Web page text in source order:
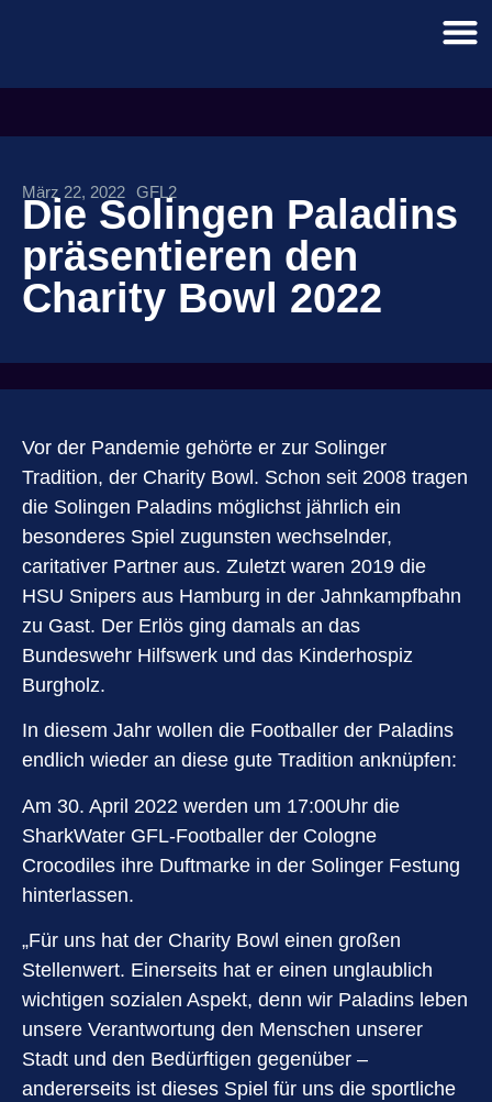
März 22, 2022 GFL2
Die Solingen Paladins
präsentieren den
Charity Bowl 2022
Vor der Pandemie gehörte er zur Solinger
Tradition, der Charity Bowl. Schon seit 2008 tragen
die Solingen Paladins möglichst jährlich ein
besonderes Spiel zugunsten wechselnder,
caritativer Partner aus. Zuletzt waren 2019 die
HSU Snipers aus Hamburg in der Jahnkampfbahn
zu Gast. Der Erlös ging damals an das
Bundeswehr Hilfswerk und das Kinderhospiz
Burgholz.
In diesem Jahr wollen die Footballer der Paladins
endlich wieder an diese gute Tradition anknüpfen:
Am 30. April 2022 werden um 17:00Uhr die
SharkWater GFL-Footballer der Cologne
Crocodiles ihre Duftmarke in der Solinger Festung
hinterlassen.
„Für uns hat der Charity Bowl einen großen
Stellenwert. Einerseits hat er einen unglaublich
wichtigen sozialen Aspekt, denn wir Paladins leben
unsere Verantwortung den Menschen unserer
Stadt und den Bedürftigen gegenüber –
andererseits ist dieses Spiel für uns die sportliche